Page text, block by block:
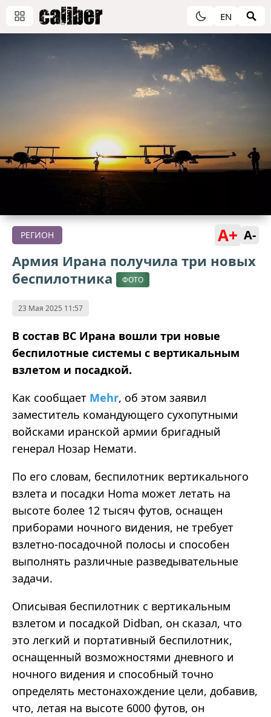
EN
РЕГИОН A+ A-
Армия Ирана получила три новых
беспилотника
ФОТО
23 Мая 2025 11:57
В состав ВС Ирана вошли три новые
беспилотные системы с вертикальным
взлетом и посадкой.
Как сообщает Mehr, об этом заявил
заместитель командующего сухопутными
войсками иранской армии бригадный
генерал Нозар Немати.
По его словам, беспилотник вертикального
взлета и посадки Homa может летать на
высоте более 12 тысяч футов, оснащен
приборами ночного видения, не требует
взлетно-посадочной полосы и способен
выполнять различные разведывательные
задачи.
Описывая беспилотник с вертикальным
взлетом и посадкой Didban, он сказал, что
это легкий и портативный беспилотник,
оснащенный возможностями дневного и
ночного видения и способный точно
определять местонахождение цели, добавив,
что, летая на высоте 6000 футов, он